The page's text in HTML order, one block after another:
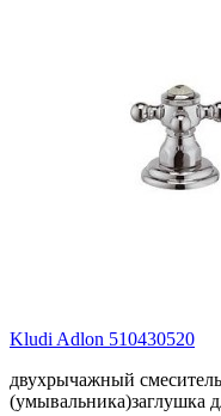
Kludi Adlon 510430520
двухрычажный
(умывальника)заглушка